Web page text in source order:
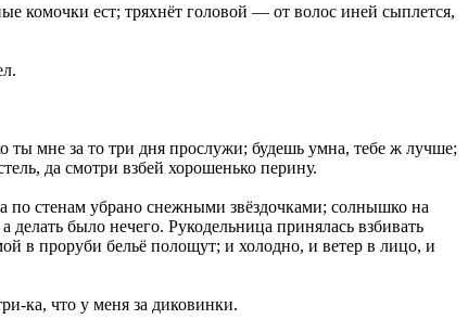
комочки ест; тряхнёт головой — от волос иней сыплется,
мне за то три дня прослужи; будешь умна, тебе ж лучше;
да смотри взбей хорошенько перину.
стенам убрано снежными звёздочками; солнышко на
было нечего. Рукодельница принялась взбивать
в проруби бельё полощут; и холодно, и ветер в лицо, и
ка, что у меня за диковинки.